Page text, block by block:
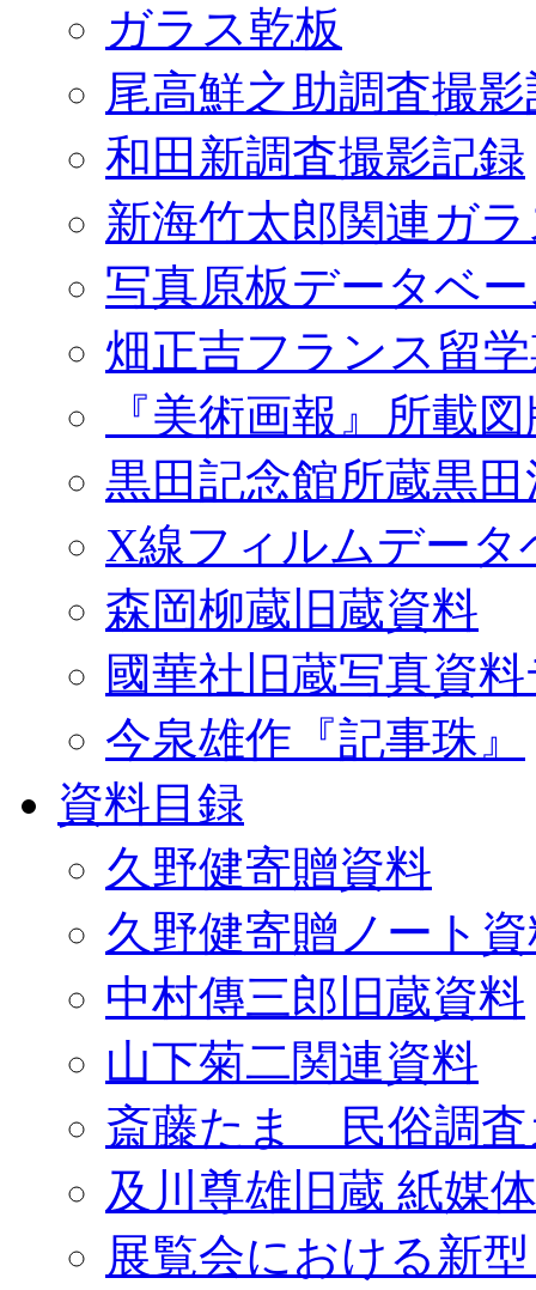
ガラス乾板
尾高鮮之助調査撮
和田新調査撮影記録
新海竹太郎関連ガ
写真原板データベ
畑正吉フランス留
『美術画報』所載
黒田記念館所蔵黒
X線フィルムデータ
森岡柳蔵旧蔵資料
國華社旧蔵写真資
今泉雄作『記事珠』
資料目録
久野健寄贈資料
久野健寄贈ノート
中村傳三郎旧蔵資料
山下菊二関連資料
斎藤たま 民俗調査
及川尊雄旧蔵 紙媒
展覧会における新